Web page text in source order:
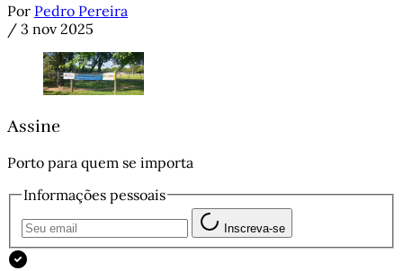
Por Pedro Pereira
/ 3 nov 2025
Assine
Porto para quem se importa
Informações pessoais
Inscreva-se